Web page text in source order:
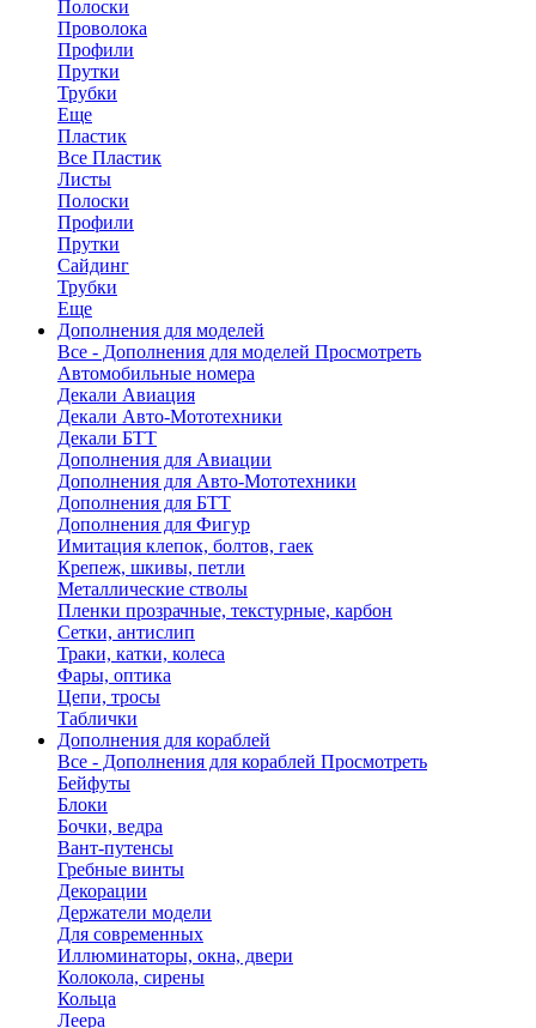
Полоски
Проволока
Профили
Прутки
Трубки
Еще
Пластик
Все Пластик
Листы
Полоски
Профили
Прутки
Сайдинг
Трубки
Еще
Дополнения для моделей
Все - Дополнения для моделей Просмотреть
Автомобильные номера
Декали Авиация
Декали Авто-Мототехники
Декали БТТ
Дополнения для Авиации
Дополнения для Авто-Мототехники
Дополнения для БТТ
Дополнения для Фигур
Имитация клепок, болтов, гаек
Крепеж, шкивы, петли
Металлические стволы
Пленки прозрачные, текстурные, карбон
Сетки, антислип
Траки, катки, колеса
Фары, оптика
Цепи, тросы
Таблички
Дополнения для кораблей
Все - Дополнения для кораблей Просмотреть
Бейфуты
Блоки
Бочки, ведра
Вант-путенсы
Гребные винты
Декорации
Держатели модели
Для современных
Иллюминаторы, окна, двери
Колокола, сирены
Кольца
Леера